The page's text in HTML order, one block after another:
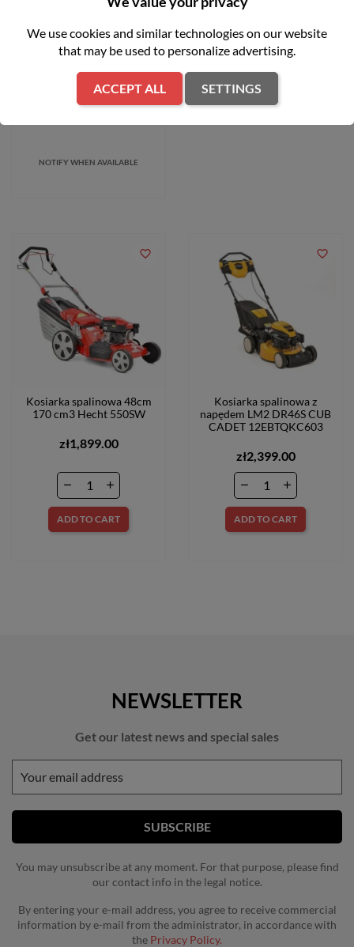
Zakrętarka udarowa kątowa
12V Milwaukee M12 BRAID-
zł859.00
NOTIFY WHEN AVAILABLE
Kosiarka spalinowa 48cm
170 cm3 Hecht 550SW
zł1,899.00
ADD TO CART
favorite_border
Kosiarka spalinowa z
napędem LM2 DR46S CUB
CADET 12EBTQKC603
zł2,399.00
ADD TO CART
favorite_border
NEWSLETTER
Get our latest news and special sales
You may unsubscribe at any moment. For that purpose, please find
our contact info in the legal notice.
By entering your e-mail address, you agree to receive commercial
information by e-mail from the administrator, in accordance with
the Privacy Policy.
We use cookies and similar technologies on our website
that may be used to personalize advertising.
ACCEPT ALL SETTINGS